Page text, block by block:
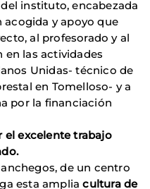
instituto, encabezada
acogida y apoyo que
al profesorado y al
las actividades
Unidas- técnico de
en Tomelloso- y a
por la financiación
excelente trabajo
de un centro
esta ampliacultura de